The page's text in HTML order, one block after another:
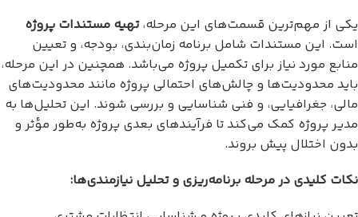
یکی از مهم‌ترین قسمت‌های این مرحله،تهیه مستندات پروژه
است. این مستندات شامل برنامه زمان‌بندی، بودجه، و تعیین
منابع مورد نیاز برای تکمیل پروژه می‌باشد. همچنین در این مرحله،
باید محدودیت‌ها و چالش‌های احتمالی پروژه مانند محدودیت‌های
مالی، جغرافیایی، و فنی شناسایی و بررسی شوند. این تحلیل‌ها به
مدیر پروژه کمک می‌کند تا فرآیندهای بعدی پروژه به‌طور مؤثر و
بدون اختلال پیش بروند.
نکات کلیدی در مرحله برنامه‌ریزی و تحلیل نیازمندی‌ها: